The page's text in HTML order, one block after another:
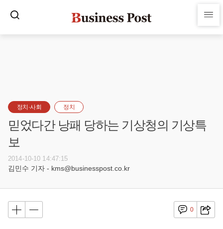
정치·사회 정치
믿었다간 낭패 당하는 기상청의 기상특
보
2014-10-10 14:47:15
김민수 기자 - kms@businesspost.co.kr
0